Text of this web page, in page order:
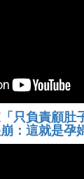
只負責顧肚
：這就是孕